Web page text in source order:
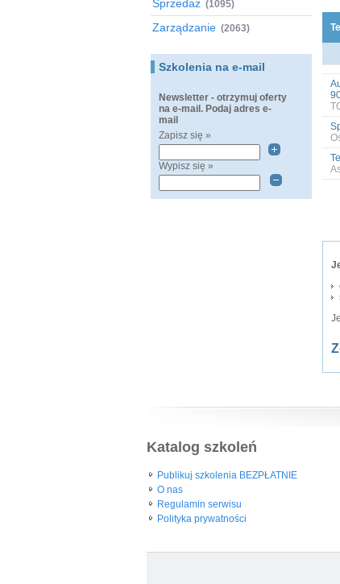
Sprzedaż (1095)
Zarządzanie (2063)
Szkolenia na e-mail
Newsletter - otrzymuj oferty
na e-mail. Podaj adres e-
mail
Zapisz się »
Wypisz się »
Katalog szkoleń
Publikuj szkolenia BEZPŁATNIE
O nas
Regulamin serwisu
Polityka prywatności